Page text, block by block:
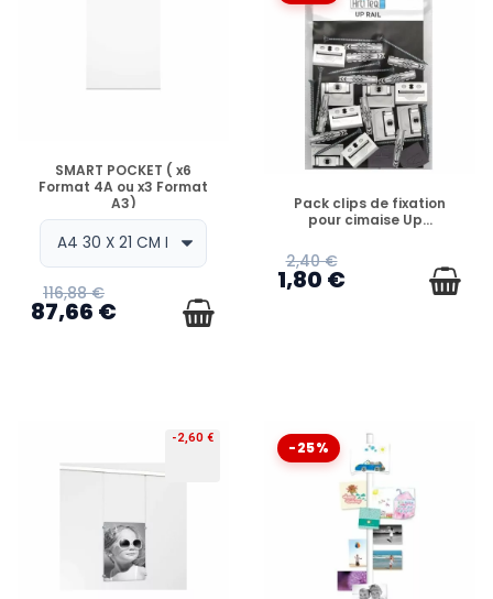
EN STOCK
SMART POCKET ( x6
Format 4A ou x3 Format
A3)
116,88 €
87,66 €
EN STOCK
Pack clips de fixation
pour cimaise Up...
2,40 €
1,80 €
-2,60 €
-25%